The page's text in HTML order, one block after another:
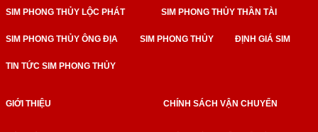
SIM PHONG THỦY LỘC PHÁT SIM PHONG THỦY THẦN TÀI
SIM PHONG THỦY ÔNG ĐỊA SIM PHONG THỦY ĐỊNH GIÁ SIM
TIN TỨC SIM PHONG THỦY
GIỚI THIỆU CHÍNH SÁCH VẬN CHUYỂN